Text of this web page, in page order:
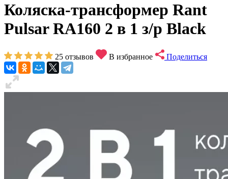
Коляска-трансформер Rant
Pulsar RA160 2 в 1 з/р Black
25 отзывов В избранное Поделиться